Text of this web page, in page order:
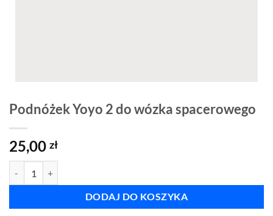
Podnóżek Yoyo 2 do wózka spacerowego
25,00 zł
DODAJ DO KOSZYKA